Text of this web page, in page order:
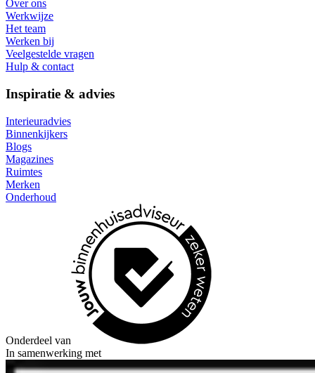
Over ons
Werkwijze
Het team
Werken bij
Veelgestelde vragen
Hulp & contact
Inspiratie & advies
Interieuradvies
Binnenkijkers
Blogs
Magazines
Ruimtes
Merken
Onderhoud
Onderdeel van
In samenwerking met